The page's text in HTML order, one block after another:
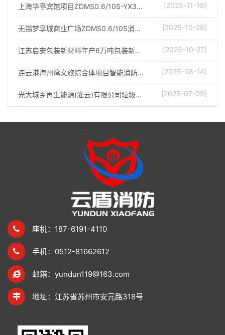
上海华亭宾馆项目ZDMS0.6/10S-YX35智能消防炮调试完成 [2025-11-18]
无锡梦享城商业广场ZDMS0.6/10S消防水炮调试完成 [2025-10-28]
江苏启安包装新材料年产6万吨包装新材料项目智能消防炮调试完成 [2025-10-27]
连云港海州湾文旅综合体项目智能消防水炮调试完成 [2025-08-14]
光大城乡再生能源(灌云)有限公司垃圾仓消防炮改造项目调试完成 [2025-07-09]
座机：187-6191-4110
手机：0512-81662612
邮箱：yundun119@163.com
地址：江苏省苏州市安元路318号